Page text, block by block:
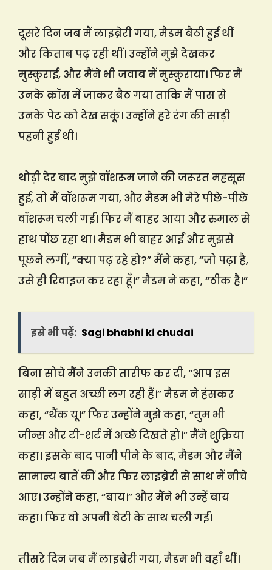
दूसरे दिन जब मैं लाइब्रेरी गया, मैडम बैठी हुई थीं
और किताब पढ़ रही थीं। उन्होंने मुझे देखकर
मुस्कुराई, और मैंने भी जवाब में मुस्कुराया। फिर मैं
उनके क्रॉस में जाकर बैठ गया ताकि मैं पास से
उनके पेट को देख सकूं। उन्होंने हरे रंग की साड़ी
पहनी हुई थी।
थोड़ी देर बाद मुझे वॉशरूम जाने की जरूरत महसूस
हुई, तो मैं वॉशरूम गया, और मैडम भी मेरे पीछे-पीछे
वॉशरूम चली गईं। फिर मैं बाहर आया और रुमाल से
हाथ पोंछ रहा था। मैडम भी बाहर आईं और मुझसे
पूछने लगीं, “क्या पढ़ रहे हो?” मैंने कहा, “जो पढ़ा है,
उसे ही रिवाइज कर रहा हूँ।” मैडम ने कहा, “ठीक है।”
इसे भी पढ़ें: Sagi bhabhi ki chudai
बिना सोचे मैंने उनकी तारीफ कर दी, “आप इस
साड़ी में बहुत अच्छी लग रही हैं।” मैडम ने हंसकर
कहा, “थैंक यू।” फिर उन्होंने मुझे कहा, “तुम भी
जीन्स और टी-शर्ट में अच्छे दिखते हो।” मैंने शुक्रिया
कहा। इसके बाद पानी पीने के बाद, मैडम और मैंने
सामान्य बातें कीं और फिर लाइब्रेरी से साथ में नीचे
आए। उन्होंने कहा, “बाय।” और मैंने भी उन्हें बाय
कहा। फिर वो अपनी बेटी के साथ चली गईं।
तीसरे दिन जब मैं लाइब्रेरी गया, मैडम भी वहाँ थीं।